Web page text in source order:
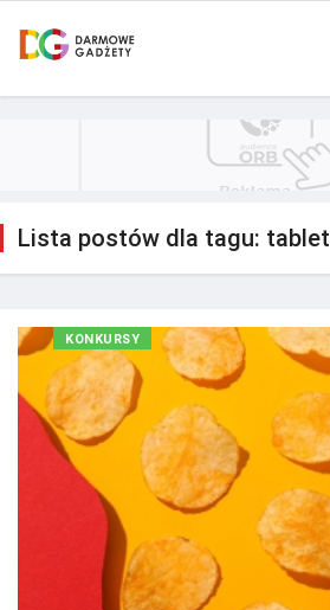
Lista postów dla tagu: tablet
KONKURSY